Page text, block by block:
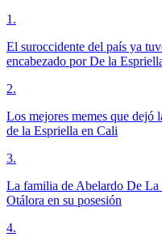
1 .
El suroccidente del país ya
encabezado por De la
2.
Los mejores memes que dejó
de la Espriella en Cali
3.
La familia de Abelardo De La
Otálora en su posesión
4.